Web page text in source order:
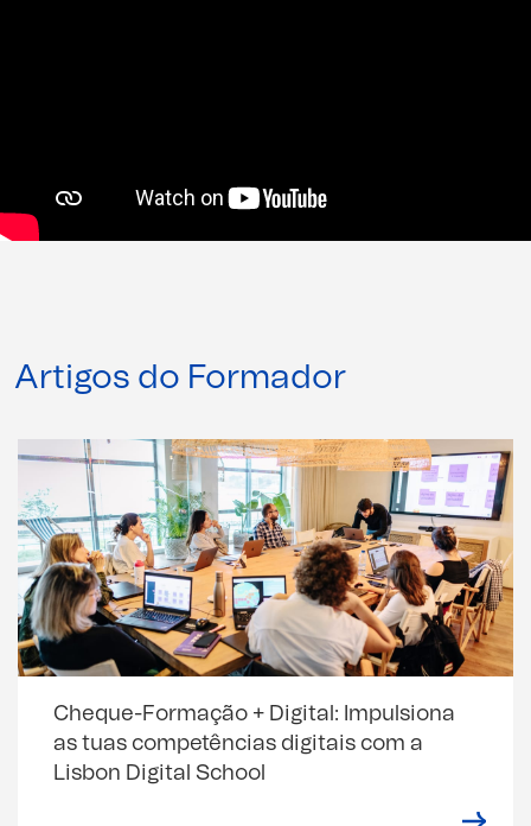
Artigos do Formador
Cheque-Formação + Digital: Impulsiona
as tuas competências digitais com a
Lisbon Digital School